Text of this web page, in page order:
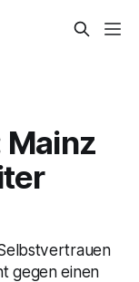
Mainz
gegen einen